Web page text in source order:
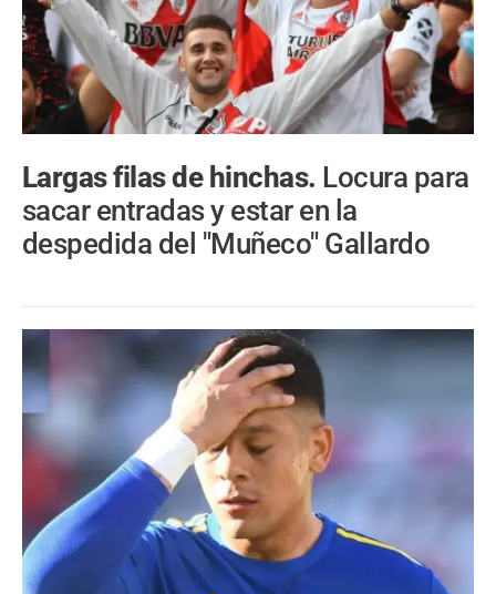
Largas filas de hinchas. Locura para
sacar entradas y estar en la
despedida del "Muñeco" Gallardo